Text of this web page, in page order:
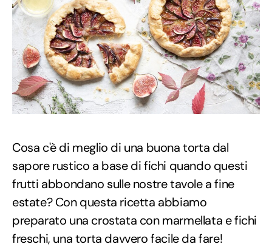
Cosa c'è di meglio di una buona torta dal
sapore rustico a base di fichi quando questi
frutti abbondano sulle nostre tavole a fine
estate? Con questa ricetta abbiamo
preparato una crostata con marmellata e fichi
freschi, una torta davvero facile da fare!